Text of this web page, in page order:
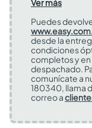
Ver más
Puedes
desde la
condiciones
completos y
despachado.
comunícate a
180340, llama
correo a